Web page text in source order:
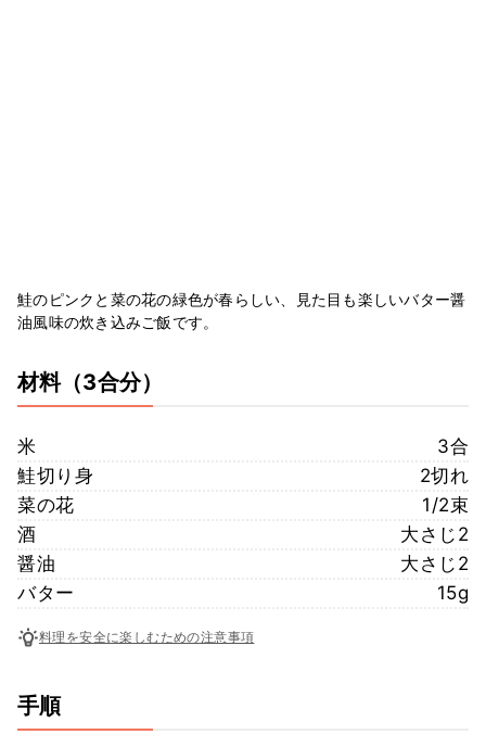
鮭のピンクと菜の花の緑色が春らしい、見た目も楽しいバター醤
油風味の炊き込みご飯です。
材料（3合分）
米
3合
鮭切り身
2切れ
菜の花
1/2束
酒
大さじ2
醤油
大さじ2
バター
15g
料理を安全に楽しむための注意事項
手順